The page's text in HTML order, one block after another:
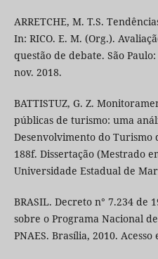
ARRETCHE, M. T.S.
In: RICO. E. M. (Org.).
questão de debate. São
nov. 2018.
BATTISTUZ, G. Z.
públicas de turismo: uma
Desenvolvimento do Turismo
188f. Dissertação (Mestrado
Universidade Estadual de
BRASIL. Decreto n° 7.234 de
sobre o Programa Nacional
PNAES. Brasília, 2010. Acesso